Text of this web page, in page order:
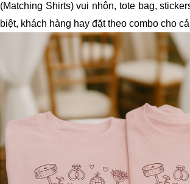
(Matching Shirts) vui nhộn, tote bag,
biệt, khách hàng hay đặt theo combo cho